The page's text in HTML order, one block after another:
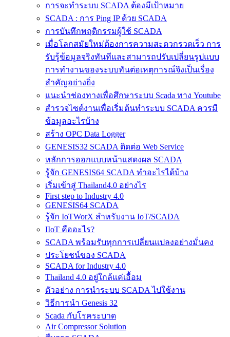
การจะทำระบบ SCADA ต้องมีเป้าหมาย
SCADA : การ Ping IP ด้วย SCADA
การบันทึกพฤติกรรมผู้ใช้ SCADA
เมื่อโลกสมัยใหม่ต้องการความสะดวกรวดเร็ว การ
รับรู้ข้อมูลจริงทันทีและสามารถปรับเปลี่ยนรูปแบบ
การทำงานของระบบทันต่อเหตุการณ์จึงเป็นเรื่อง
สำคัญอย่างยิ่ง
แนะนำช่องทางเพื่อศึกษาระบบ Scada ทาง Youtube
สำรวจไซต์​งานเพื่อเริ่มต้นทำระบบ SCADA ควรมี
ข้อมูลอะไรบ้าง
สร้าง OPC Data Logger
GENESIS32 SCADA ติดต่อ Web Service
หลักการออกแบบหน้าแสดงผล SCADA
รู้จัก GENESIS64 SCADA ทำอะไรได้บ้าง
เริ่มเข้าสู่ Thailand4.0 อย่างไร
First step to Industry 4.0
GENESIS64 SCADA
รู้จัก IoTWorX สำหรับงาน IoT/SCADA
IIoT คืออะไร?
SCADA พร้อมรับทุกการเปลี่ยนแปลงอย่างมั่นคง
ประโยชน์ของ SCADA
SCADA for Industry 4.0
Thailand 4.0 อยู่ใกล้แค่เอื้อม
ตัวอย่าง การนำระบบ SCADA ไปใช้งาน
วิธีการนำ Genesis 32
Scada กับโรคระบาด
Air Compressor Solution